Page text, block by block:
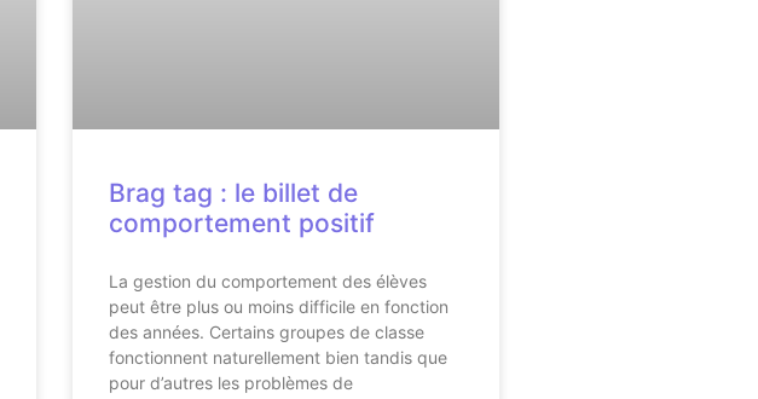
Brag tag : le billet de
comportement positif
La gestion du comportement des élèves
peut être plus ou moins difficile en fonction
des années. Certains groupes de classe
fonctionnent naturellement bien tandis que
pour d’autres les problèmes de